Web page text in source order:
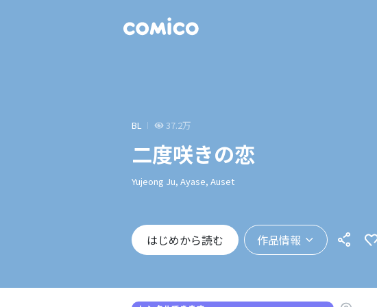
BL 37.2万
二度咲きの恋
Yujeong Ju, Ayase, Auset
はじめから読む 作品情報